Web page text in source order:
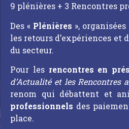
9 plénières + 3 Rencontres
Des « Plénières »,
les retours d’expériences et
du secteur.
Pour les rencontres en
d’Actualité et les Rencontres
renom qui débattent et
professionnels des
place.